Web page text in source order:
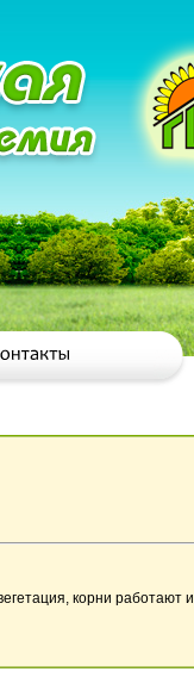
корни работают и